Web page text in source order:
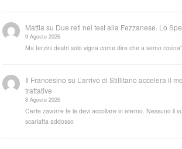
Mattia su Due reti nel test alla Fezzanese. Lo
9 Agosto 2026
Ma terzini destri solo vigna come dire che a semo
Il Francesino su L’arrivo di Stillitano accelera il
trattative
8 Agosto 2026
Certe zavorre te le devi accollare in eterno. Nessuno li
scarlatta addosso